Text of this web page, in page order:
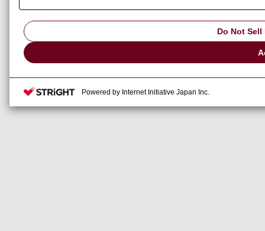
Do Not
Powered by Internet Initiative Japan Inc.